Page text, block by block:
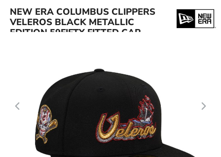
NEW ERA COLUMBUS CLIPPERS
VELEROS BLACK METALLIC
EDITION 59FIFTY FITTED CAP
Bildergalerie überspringen